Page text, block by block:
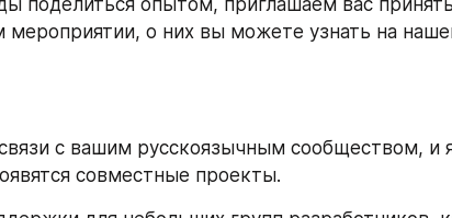
поделиться опытом, приглашаем вас принять
с вашим русскоязычным сообществом, и
совместные проекты.